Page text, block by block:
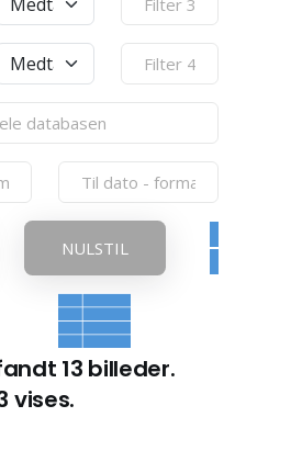
NULSTIL
13 billeder.
vises.